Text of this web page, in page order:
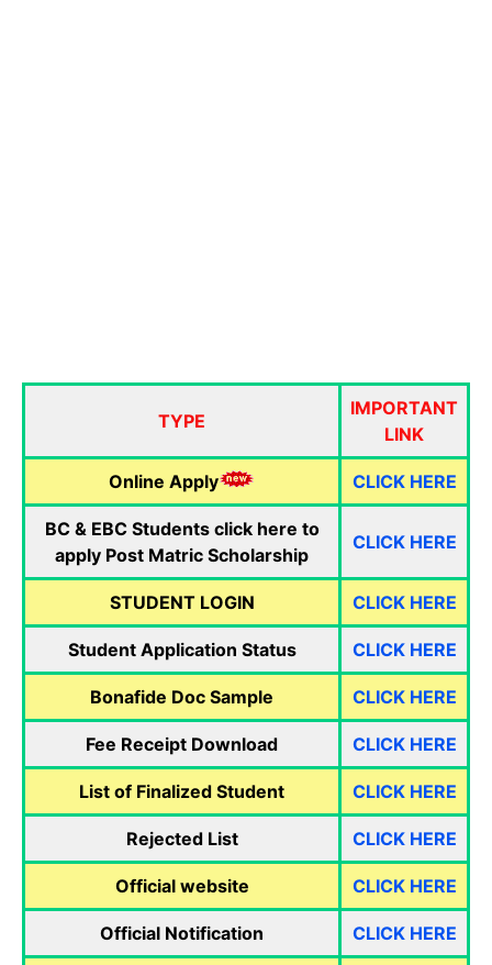
TYPE
IMPORTANT
LINK
Online Apply CLICK HERE
BC & EBC Students click here to
apply Post Matric Scholarship
CLICK HERE
STUDENT LOGIN CLICK HERE
Student Application Status CLICK HERE
Bonafide Doc Sample CLICK HERE
Fee Receipt Download CLICK HERE
List of Finalized Student CLICK HERE
Rejected List CLICK HERE
Official website CLICK HERE
Official Notification CLICK HERE